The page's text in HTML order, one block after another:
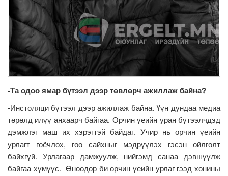
-Та одоо ямар бүтээл дээр төвлөрч ажиллаж байна?
-Инстоляци бүтээл дээр ажиллаж байна. Үүн дундаа медиа
төрөлд илүү анхаарч байгаа. Орчин үеийн уран бүтээлчдэд
дэмжлэг маш их хэрэгтэй байдаг. Учир нь орчин үеийн
урлагт гоёчлох, гоо сайхныг мэдрүүлэх гэсэн ойлголт
байхгүй. Урлагаар дамжуулж, нийгэмд санаа дэвшүүлж
байгаа хүмүүс. Өнөөдөр би орчин үеийн урлаг гээд хонины